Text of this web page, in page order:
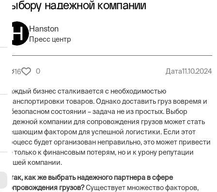
выбору надежной компании
Hanston
Пресс центр
16 0 Дата11.10.2024
Каждый бизнес сталкивается с необходимостью
транспортировки товаров. Однако доставить груз вовремя и
в безопасном состоянии – задача не из простых. Выбор
надежной компании для сопровождения грузов может стать
решающим фактором для успешной логистики. Если этот
процесс будет организован неправильно, это может привести
не только к финансовым потерям, но и к урону репутации
вашей компании.
Итак, как же выбрать надежного партнера в сфере
сопровождения грузов?Существует множество факторов,